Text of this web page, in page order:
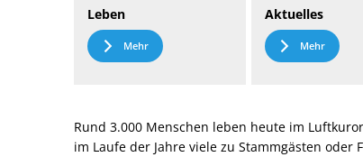
Leben
Mehr
Aktuelles
Mehr
Rund 3.000 Menschen leben heute im
im Laufe der Jahre viele zu Stammgästen